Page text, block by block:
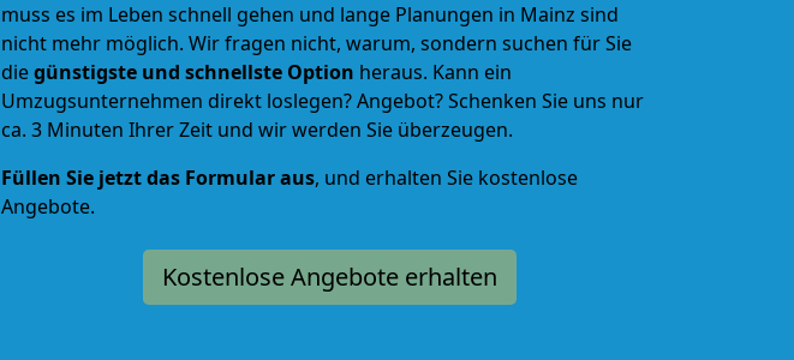
muss es im Leben schnell gehen und lange Planungen in Mainz sind
nicht mehr möglich. Wir fragen nicht, warum, sondern suchen für Sie
diegünstigste und schnellste Option heraus. Kann ein
Umzugsunternehmen direkt loslegen? Angebot? Schenken Sie uns nur
ca. 3 Minuten Ihrer Zeit und wir werden Sie überzeugen.
Füllen Sie jetzt das Formular aus, und erhalten Sie kostenlose
Angebote.
Kostenlose Angebote erhalten